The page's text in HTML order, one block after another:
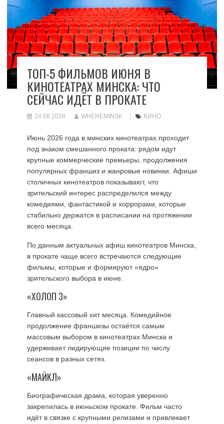
ТОП-5 ФИЛЬМОВ ИЮНЯ В
КИНОТЕАТРАХ МИНСКА: ЧТО
СЕЙЧАС ИДЁТ В ПРОКАТЕ
24.06.2026 WHEREMINSK КИНО
Июнь 2026 года в минских кинотеатрах проходит
под знаком смешанного проката: рядом идут
крупные коммерческие премьеры, продолжения
популярных франшиз и жанровые новинки. Афиши
столичных кинотеатров показывают, что
зрительский интерес распределился между
комедиями, фантастикой и хоррорами, которые
стабильно держатся в расписании на протяжении
всего месяца.
По данным актуальных афиш кинотеатров Минска,
в прокате чаще всего встречаются следующие
фильмы, которые и формируют «ядро»
зрительского выбора в июне.
«ХОЛОП 3»
Главный кассовый хит месяца. Комедийное
продолжение франшизы остаётся самым
массовым выбором в кинотеатрах Минска и
удерживает лидирующие позиции по числу
сеансов в разных сетях.
«МАЙКЛ»
Биографическая драма, которая уверенно
закрепилась в июньском прокате. Фильм часто
идёт в связке с крупными релизами и привлекает